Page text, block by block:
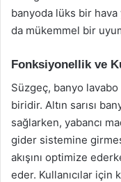
banyoda lüks bir
da mükemmel bir
Fonksiyonellik ve
Süzgeç, banyo
biridir. Altın sarısı
sağlarken, yabancı
gider sistemine
akışını optimize
eder. Kullanıcılar için